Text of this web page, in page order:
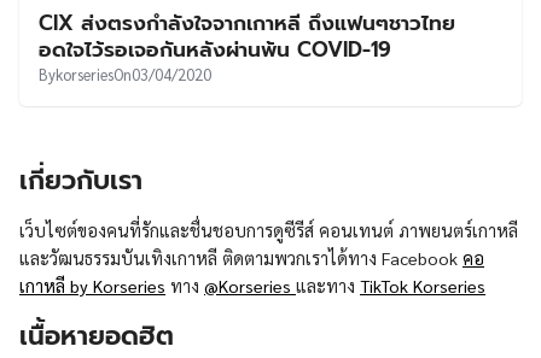
CIX ส่งตรงกำลังใจจากเกาหลี ถึงแฟนๆชาวไทย
อดใจไว้รอเจอกันหลังผ่านพ้น COVID-19
BykorseriesOn03/04/2020
เกี่ยวกับเรา
เว็บไซต์ของคนที่รักและชื่นชอบการดูซีรีส์ คอนเทนต์ ภาพยนตร์เกาหลี
และวัฒนธรรมบันเทิงเกาหลี ติดตามพวกเราได้ทาง Facebook คอ
เกาหลี by Korseries ทาง @Korseries และทาง TikTok Korseries
เนื้อหายอดฮิต